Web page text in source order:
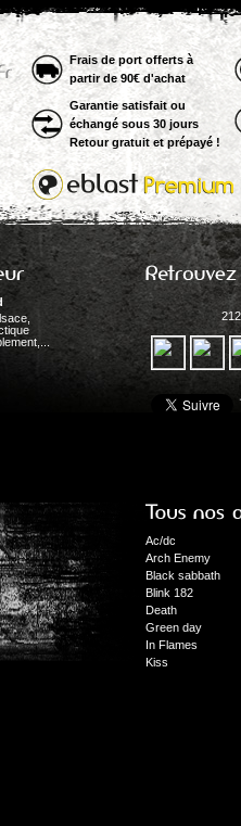
Frais de port offerts à
partir de 90€ d'achat
Garantie satisfait ou
échangé sous 30 jours
Retour gratuit et prépayé !
Ac/dc
Arch Enemy
Black sabbath
Blink 182
Death
Green day
In Flames
Kiss